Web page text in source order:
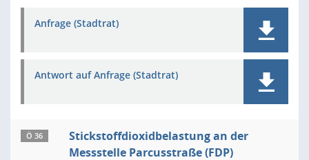
Anfrage (Stadtrat)
Antwort auf Anfrage (Stadtrat)
Ö 36
Stickstoffdioxidbelastung an der
Messstelle Parcusstraße (FDP)